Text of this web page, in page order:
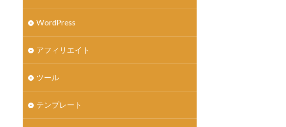
WordPress
アフィリエイト
ツール
テンプレート